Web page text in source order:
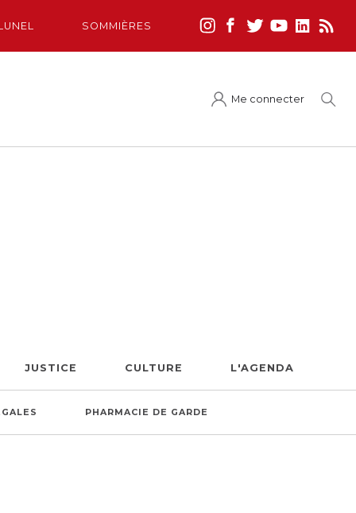
SOMMIÈRES
Me connecter
JUSTICE CULTURE L'AGENDA
PHARMACIE DE GARDE